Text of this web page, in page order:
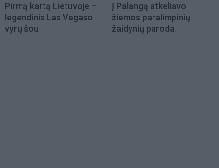
Pirmą kartą Lietuvoje –
legendinis Las Vegaso
vyrų šou
Į Palangą atkeliavo
žiemos paralimpinių
žaidynių paroda